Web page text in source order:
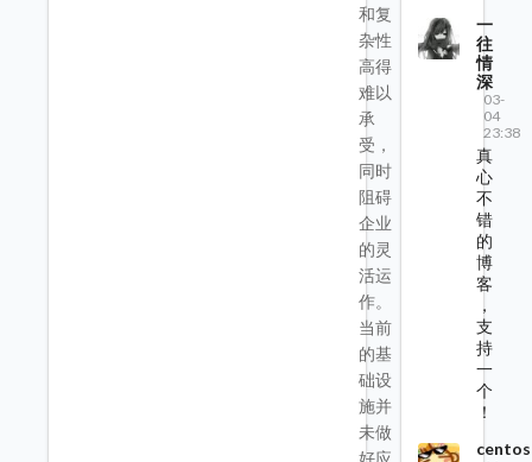
和复
杂性
高得
难以
承
受，
同时
阻碍
企业
的灵
活运
作。
当前
的基
础设
施并
未做
好应
一
往
情
深
03-
04
23:38
真
心
不
错
的
博
客
，
支
持
一
个
！
centos